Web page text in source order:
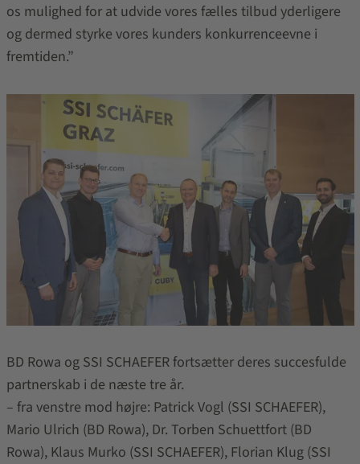
os mulighed for at udvide vores fælles tilbud yderligere
og dermed styrke vores kunders konkurrenceevne i
fremtiden.”
BD Rowa og SSI SCHAEFER fortsætter deres succesfulde
partnerskab i de næste tre år.
– fra venstre mod højre: Patrick Vogl (SSI SCHAEFER),
Mario Ulrich (BD Rowa), Dr. Torben Schuettfort (BD
Rowa), Klaus Murko (SSI SCHAEFER), Florian Klug (SSI